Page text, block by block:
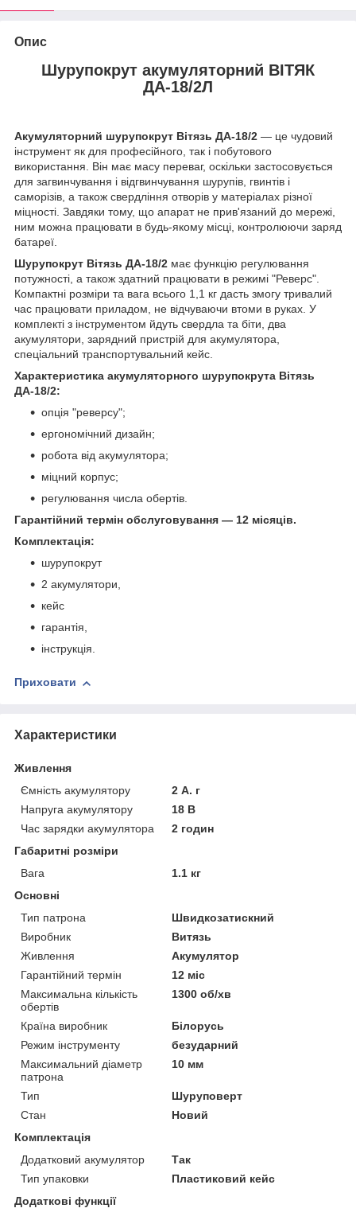
Опис
Шурупокрут акумуляторний ВІТЯК
ДА-18/2Л
Акумуляторний шурупокрут Вітязь ДА-18/2 — це чудовий
інструмент як для професійного, так і побутового
використання. Він має масу переваг, оскільки застосовується
для загвинчування і відгвинчування шурупів, гвинтів і
саморізів, а також свердління отворів у матеріалах різної
міцності. Завдяки тому, що апарат не прив'язаний до мережі,
ним можна працювати в будь-якому місці, контролюючи заряд
батареї.
Шурупокрут Вітязь ДА-18/2 має функцію регулювання
потужності, а також здатний працювати в режимі "Реверс".
Компактні розміри та вага всього 1,1 кг дасть змогу тривалий
час працювати приладом, не відчуваючи втоми в руках. У
комплекті з інструментом йдуть свердла та біти, два
акумулятори, зарядний пристрій для акумулятора,
спеціальний транспортувальний кейс.
Характеристика акумуляторного шурупокрута Вітязь
ДА-18/2:
опція "реверсу";
ергономічний дизайн;
робота від акумулятора;
міцний корпус;
регулювання числа обертів.
Гарантійний термін обслуговування — 12 місяців.
Комплектація:
шурупокрут
2 акумулятори,
кейс
гарантія,
інструкція.
Приховати
Характеристики
Живлення
Ємність акумулятору
2 А. г
Напруга акумулятору
18 В
Час зарядки акумулятора
2 годин
Габаритні розміри
Вага
1.1 кг
Основні
Тип патрона
Швидкозатискний
Виробник
Витязь
Живлення
Акумулятор
Гарантійний термін
12 міс
Максимальна кількість
обертів
1300 об/хв
Країна виробник
Білорусь
Режим інструменту
безударний
Максимальний діаметр
патрона
10 мм
Тип
Шуруповерт
Стан
Новий
Комплектація
Додатковий акумулятор
Так
Тип упаковки
Пластиковий кейс
Додаткові функції